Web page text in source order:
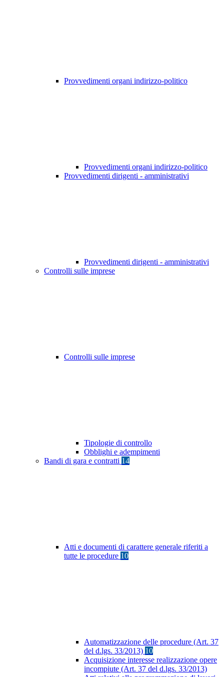
Provvedimenti organi indirizzo-politico
Provvedimenti organi indirizzo-politico
Provvedimenti dirigenti - amministrativi
Provvedimenti dirigenti - amministrativi
Controlli sulle imprese
Controlli sulle imprese
Tipologie di controllo
Obblighi e adempimenti
Bandi di gara e contratti 14
Atti e documenti di carattere generale riferiti a
tutte le procedure 10
Automatizzazione delle procedure (Art. 37
del d.lgs. 33/2013) 10
Acquisizione interesse realizzazione opere
incompiute (Art. 37 del d.lgs. 33/2013)